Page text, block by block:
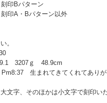
印Bパターン
印A・Bパターン以外
。
3207ｇ 48.9cm
生まれてきてくれてありが
文字、そのほかは小文字で刻印い